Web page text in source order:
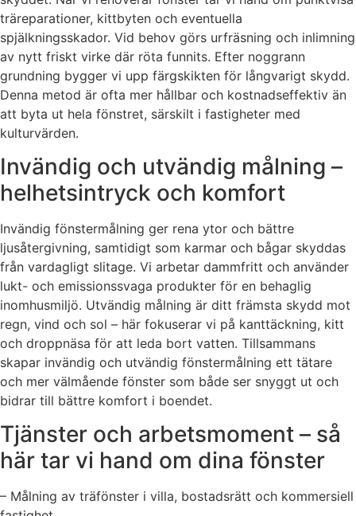
träreparationer, kittbyten och eventuella
spjälkningsskador. Vid behov görs urfräsning och inlimning
av nytt friskt virke där röta funnits. Efter noggrann
grundning bygger vi upp färgskikten för långvarigt skydd.
Denna metod är ofta mer hållbar och kostnadseffektiv än
att byta ut hela fönstret, särskilt i fastigheter med
kulturvärden.
Invändig och utvändig målning –
helhetsintryck och komfort
Invändig fönstermålning ger rena ytor och bättre
ljusåtergivning, samtidigt som karmar och bågar skyddas
från vardagligt slitage. Vi arbetar dammfritt och använder
lukt- och emissionssvaga produkter för en behaglig
inomhusmiljö. Utvändig målning är ditt främsta skydd mot
regn, vind och sol – här fokuserar vi på kanttäckning, kitt
och droppnäsa för att leda bort vatten. Tillsammans
skapar invändig och utvändig fönstermålning ett tätare
och mer välmående fönster som både ser snyggt ut och
bidrar till bättre komfort i boendet.
Tjänster och arbetsmoment – så
här tar vi hand om dina fönster
– Målning av träfönster i villa, bostadsrätt och kommersiell